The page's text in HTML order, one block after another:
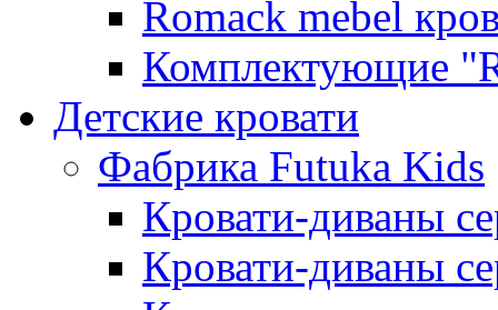
Romack mebel
Комплектующие
Детские кровати
Фабрика Futuka Kids
Кровати-диваны
Кровати-диваны